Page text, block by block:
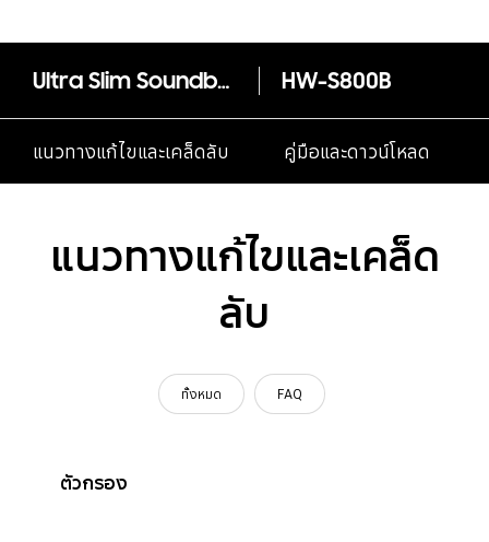
Ultra Slim Soundbar HW-S800B 3.1.2ch with Sub Woofer HW-S800B
แนวทางแก้ไขและเคล็ดลับ คู่มือและดาวน์โหลด
แนวทางแก้ไขและเคล็ด
ลับ
ทั้งหมด FAQ
ตัวกรอง